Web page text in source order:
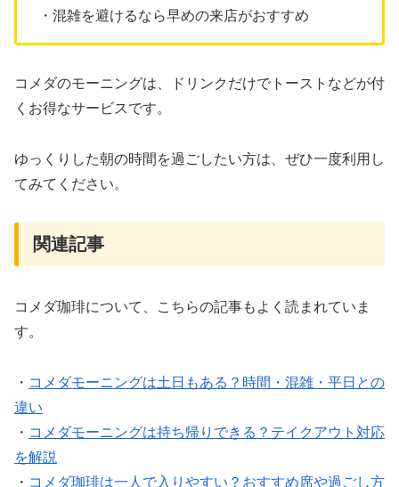
・混雑を避けるなら早めの来店がおすすめ
コメダのモーニングは、ドリンクだけでトーストなどが付
くお得なサービスです。
ゆっくりした朝の時間を過ごしたい方は、ぜひ一度利用し
てみてください。
関連記事
コメダ珈琲について、こちらの記事もよく読まれていま
す。
・ コメダモーニングは土日もある？時間・混雑・平日との
違い
・ コメダモーニングは持ち帰りできる？テイクアウト対応
を解説
・ コメダ珈琲は一人で入りやすい？おすすめ席や過ごし方